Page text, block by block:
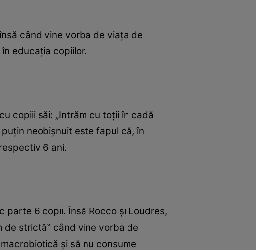
când vine vorba de viaţa de
educaţia copiilor.
copiii săi: „Intrăm cu toţii în cadă
neobişnuit este fapul că, în
6 ani.
parte 6 copii. Însă Rocco şi Loudres,
de strictă‟ când vine vorba de
şi să nu consume